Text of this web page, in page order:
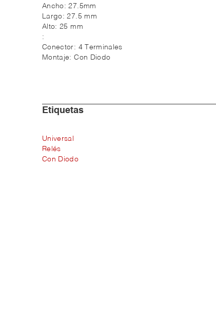
Ancho:27.5mm
Largo:27.5 mm
Alto:25 mm
:
Conector: 4 Terminales
Montaje:Con Diodo
Etiquetas
Universal
Relés
Con Diodo